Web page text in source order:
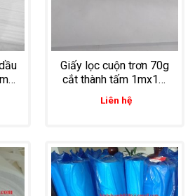
Giấy lọc cuộn trơn 70g
cắt thành tấm 1mx1m
dùng lọc dầu chiên
thủy hải sản
Liên hệ